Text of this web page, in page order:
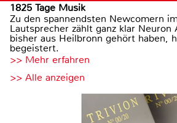
1825 Tage Musik
Zu den spannendsten Newcomern
Lautsprecher zählt ganz klar
bisher aus Heilbronn gehört haben,
begeistert.
>> Mehr erfahren
>> Alle anzeigen